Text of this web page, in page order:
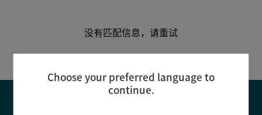
没有匹配信息，请重试
Choose your preferred language to
continue.